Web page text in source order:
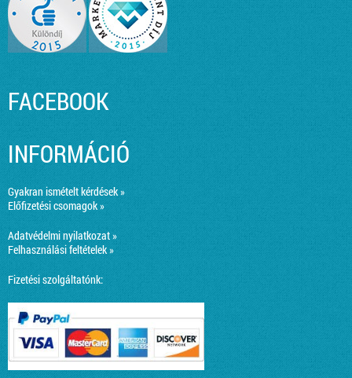
FACEBOOK
INFORMÁCIÓ
Gyakran ismételt kérdések »
Előfizetési csomagok »
Adatvédelmi nyilatkozat »
Felhasználási feltételek »
Fizetési szolgáltatónk: